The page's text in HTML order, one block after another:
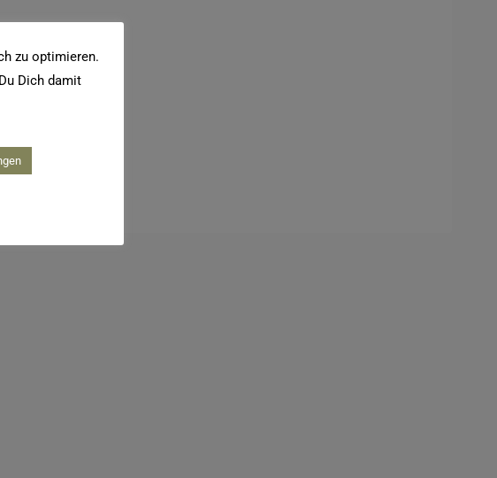
zu optimieren.
Dich damit